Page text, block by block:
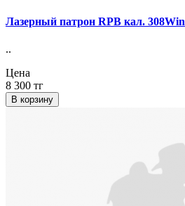
Лазерный патрон RPB кал. 308Win
..
Цена
8 300 тг
В корзину